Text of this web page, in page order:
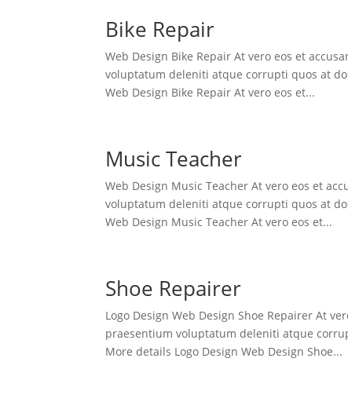
Bike Repair
Web Design Bike Repair At vero eos et
voluptatum deleniti atque corrupti quos at
Web Design Bike Repair At vero eos et...
Music Teacher
Web Design Music Teacher At vero eos et
voluptatum deleniti atque corrupti quos at
Web Design Music Teacher At vero eos et...
Shoe Repairer
Logo Design Web Design Shoe Repairer At
praesentium voluptatum deleniti atque
More details Logo Design Web Design Shoe...